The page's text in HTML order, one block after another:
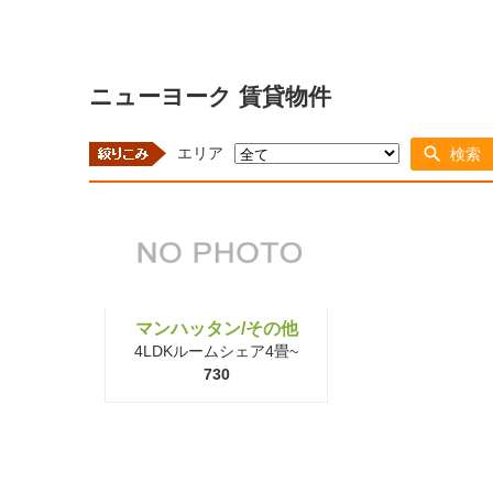
ニューヨーク 賃貸物件
エリア 検索
マンハッタン/その他
4LDKルームシェア4畳~
730